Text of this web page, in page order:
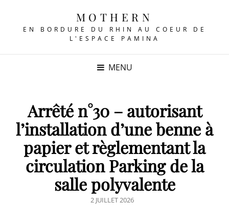
MOTHERN
EN BORDURE DU RHIN AU COEUR DE
L'ESPACE PAMINA
MENU
Arrêté n°30 – autorisant
l’installation d’une benne à
papier et règlementant la
circulation Parking de la
salle polyvalente
POSTED
2 JUILLET 2026